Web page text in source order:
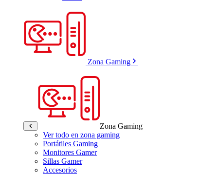
Zona Gaming
Zona Gaming
Ver todo en zona gaming
Portátiles Gaming
Monitores Gamer
Sillas Gamer
Accesorios